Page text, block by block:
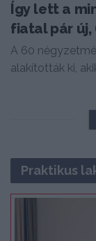
Így lett a
fiatal pár új,
A 60
alakították ki,
Praktikus